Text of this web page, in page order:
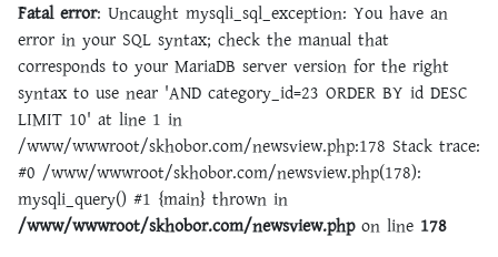
Fatal error: Uncaught mysqli_sql_exception: You have an
error in your SQL syntax; check the manual that
corresponds to your MariaDB server version for the right
syntax to use near 'AND category_id=23 ORDER BY id DESC
LIMIT 10' at line 1 in
/www/wwwroot/skhobor.com/newsview.php:178 Stack trace:
#0 /www/wwwroot/skhobor.com/newsview.php(178):
mysqli_query() #1 {main} thrown in
/www/wwwroot/skhobor.com/newsview.phpon line 178